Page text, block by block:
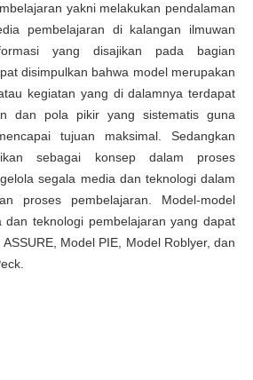
yakni melakukan pendalaman
pembelajaran di kalangan ilmuwan
yang disajikan pada bagian
disimpulkan bahwa model merupakan
kegiatan yang di dalamnya terdapat
dan pola pikir yang sistematis guna
tujuan maksimal. Sedangkan
sebagai konsep dalam proses
segala media dan teknologi dalam
proses pembelajaran. Model-model
dan teknologi pembelajaran yang dapat
Model PIE, Model Roblyer, dan